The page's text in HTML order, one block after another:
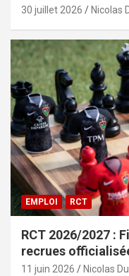
30 juillet 2026 Nicolas
EMPLOI RCT
RCT 2026/2027 :
recrues
11 juin 2026 Nicolas